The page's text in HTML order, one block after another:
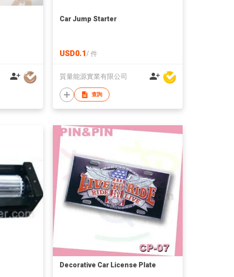
Car Jump Starter
USD0.1/ 件
質量能源實業有限公司
查詢
Decorative Car License Plate